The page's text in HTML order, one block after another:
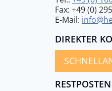
Fax: +49 (0)
E-Mail:
DIREKTER
RESTPOSTEN